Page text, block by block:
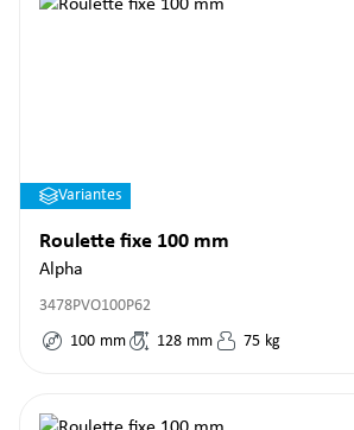
Variantes
Roulette fixe 100 mm
Alpha
3478PVO100P62
100 mm 128 mm 75 kg